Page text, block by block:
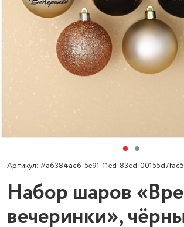
Артикул: #a6384ac6-5e91-11ed-83cd-
Набор шаров
вечеринки»,